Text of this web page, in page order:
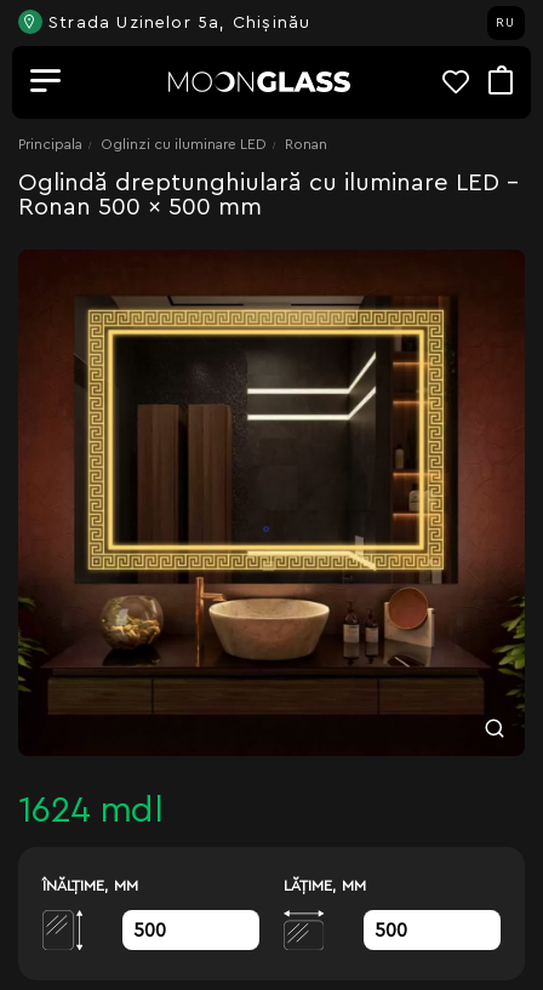
Strada Uzinelor 5a, Chișinău RU
Principala Oglinzi cu iluminare LED Ronan
Oglindă dreptunghiulară cu iluminare LED -
Ronan 500 x 500 mm
1624 mdl
ÎNĂLŢIME, MM LĂŢIME, MM